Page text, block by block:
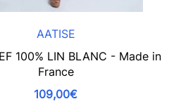
AATISE
100% LIN BLANC - Made in
France
109,00€